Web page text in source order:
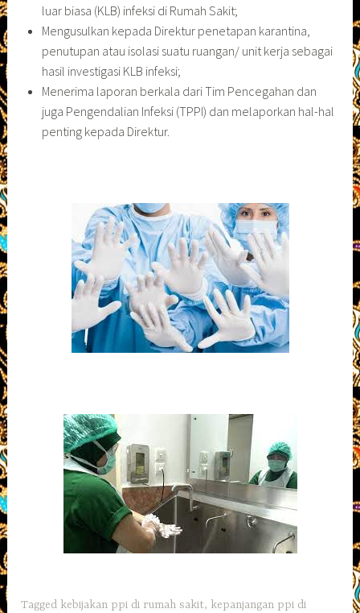
luar biasa (KLB) infeksi di Rumah Sakit;
Mengusulkan kepada Direktur penetapan karantina,
penutupan atau isolasi suatu ruangan/ unit kerja sebagai
hasil investigasi KLB infeksi;
Menerima laporan berkala dari Tim Pencegahan dan
juga Pengendalian Infeksi (TPPI) dan melaporkan hal-hal
penting kepada Direktur.
Tagged kebijakan ppi di rumah sakit, kepanjangan ppi di